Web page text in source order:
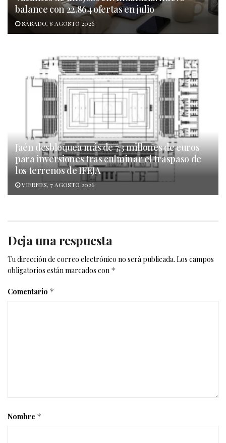
balance con 22.864 ofertas en julio
SÁBADO, 8 AGOSTO 2026
Jaén desbloquea más de 7,3 millones de euros
para inversiones tras culminar el traspaso de
los terrenos de IFEJA
VIERNES, 7 AGOSTO 2026
Deja una respuesta
Tu dirección de correo electrónico no será publicada. Los campos
obligatorios están marcados con *
Comentario *
Nombre *